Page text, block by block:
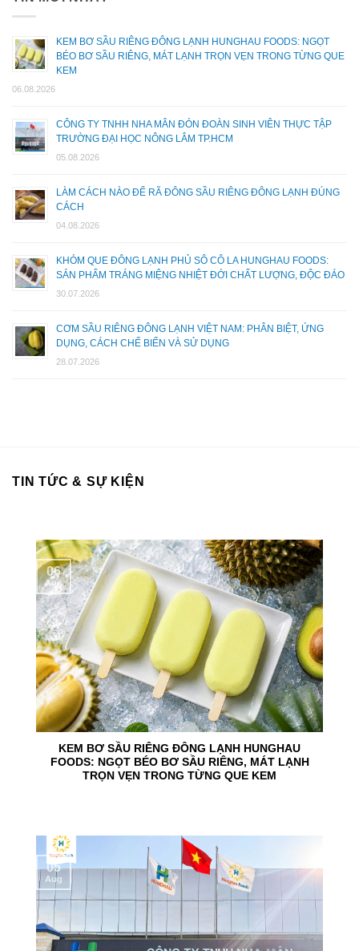
KEM BƠ SẦU RIÊNG ĐÔNG LẠNH HUNGHAU FOODS: NGỌT
BÉO BƠ SẦU RIÊNG, MÁT LẠNH TRỌN VẸN TRONG TỪNG QUE
KEM
06.08.2026
CÔNG TY TNHH NHA MÂN ĐÓN ĐOÀN SINH VIÊN THỰC TẬP
TRƯỜNG ĐẠI HỌC NÔNG LÂM TP.HCM
05.08.2026
LÀM CÁCH NÀO ĐỂ RÃ ĐÔNG SẦU RIÊNG ĐÔNG LẠNH ĐÚNG
CÁCH
04.08.2026
KHÓM QUE ĐÔNG LẠNH PHỦ SÔ CÔ LA HUNGHAU FOODS:
SẢN PHẨM TRÁNG MIỆNG NHIỆT ĐỚI CHẤT LƯỢNG, ĐỘC ĐÁO
30.07.2026
CƠM SẦU RIÊNG ĐÔNG LẠNH VIỆT NAM: PHÂN BIỆT, ỨNG
DỤNG, CÁCH CHẾ BIẾN VÀ SỬ DỤNG
28.07.2026
TIN TỨC & SỰ KIỆN
KEM BƠ SẦU RIÊNG ĐÔNG LẠNH HUNGHAU
FOODS: NGỌT BÉO BƠ SẦU RIÊNG, MÁT LẠNH
TRỌN VẸN TRONG TỪNG QUE KEM
06
Aug
05
Aug